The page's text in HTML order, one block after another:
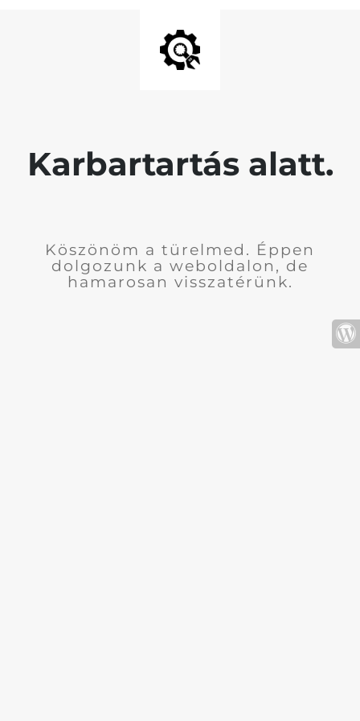
Karbartartás alatt.
Köszönöm a türelmed. Éppen
dolgozunk a weboldalon, de
hamarosan visszatérünk.